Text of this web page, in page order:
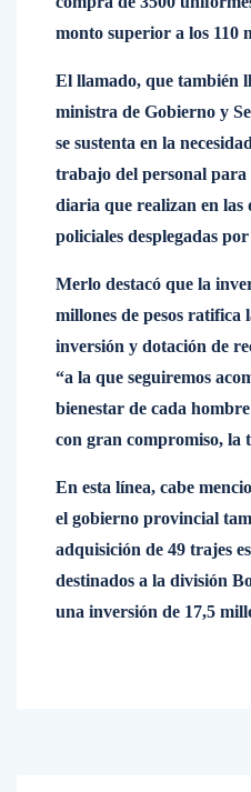
monto superior a los 110
El llamado, que también
ministra de Gobierno y
se sustenta en la
trabajo del personal para
diaria que realizan en las
policiales desplegadas
Merlo destacó que la
millones de pesos ratifica
inversión y dotación de
“a la que seguiremos
bienestar de cada
con gran compromiso, la
En esta línea, cabe
el gobierno provincial
adquisición de 49 trajes
destinados a la división
una inversión de 17,5